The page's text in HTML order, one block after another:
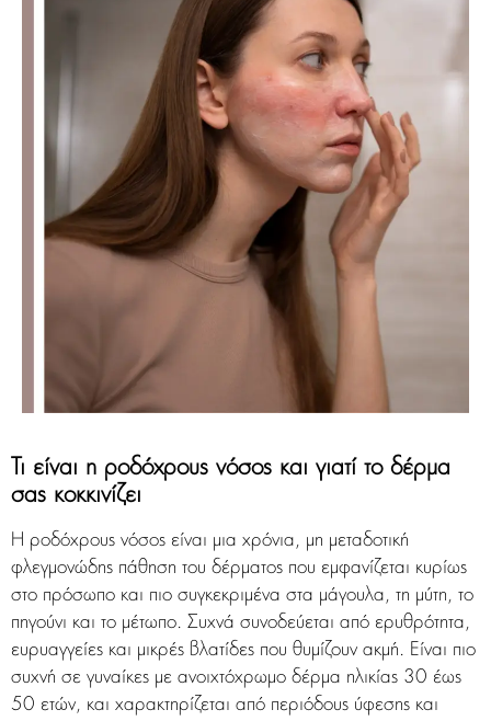
Τι είναι η ροδόχρους νόσος και γιατί το δέρμα
σας κοκκινίζει
Η ροδόχρους νόσος είναι μια χρόνια, μη μεταδοτική
φλεγμονώδης πάθηση του δέρματος που εμφανίζεται κυρίως
στο πρόσωπο και πιο συγκεκριμένα στα μάγουλα, τη μύτη, το
πηγούνι και το μέτωπο. Συχνά συνοδεύεται από ερυθρότητα,
ευρυαγγείες και μικρές βλατίδες που θυμίζουν ακμή. Είναι πιο
συχνή σε γυναίκες με ανοιχτόχρωμο δέρμα ηλικίας 30 έως
50 ετών, και χαρακτηρίζεται από περιόδους ύφεσης και